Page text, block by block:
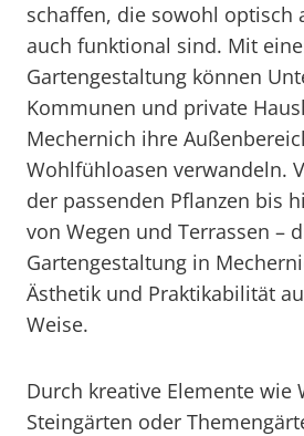
schaffen, die sowohl optisch
auch funktional sind. Mit
Gartengestaltung können
Kommunen und private
Mechernich ihre
Wohlfühloasen verwandeln.
der passenden Pflanzen bis
von Wegen und Terrassen –
Gartengestaltung in
Ästhetik und Praktikabilität
Weise.
Durch kreative Elemente wie
Steingärten oder